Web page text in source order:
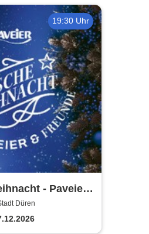
19:30 Uhr
- Paveier
Düren